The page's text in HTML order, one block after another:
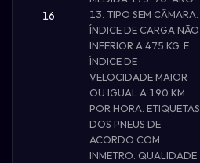
16
13. TIPO SEM CÂMARA.
ÍNDICE DE CARGA NÃO
INFERIOR A 475 KG. E
ÍNDICE DE
VELOCIDADE MAIOR
OU IGUAL A 190 KM
POR HORA. ETIQUETAS
DOS PNEUS DE
ACORDO COM
INMETRO. QUALIDADE